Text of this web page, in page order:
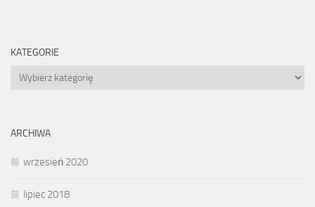
KATEGORIE
Kategorie
ARCHIWA
wrzesień 2020
lipiec 2018